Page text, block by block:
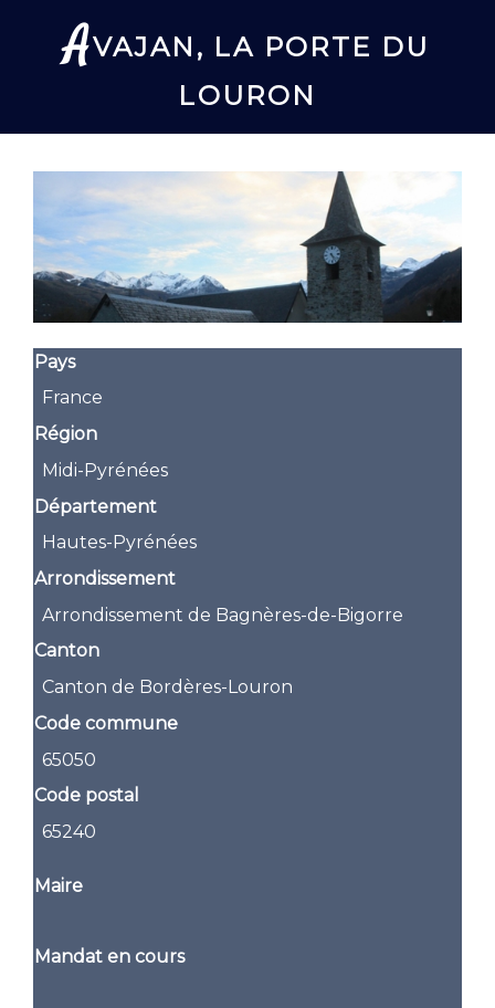
AVAJAN, LA PORTE DU
LOURON
Pays
France
Région
Midi-Pyrénées
Département
Hautes-Pyrénées
Arrondissement
Arrondissement de Bagnères-de-Bigorre
Canton
Canton de Bordères-Louron
Code commune
65050
Code postal
65240
Maire
Mandat en cours